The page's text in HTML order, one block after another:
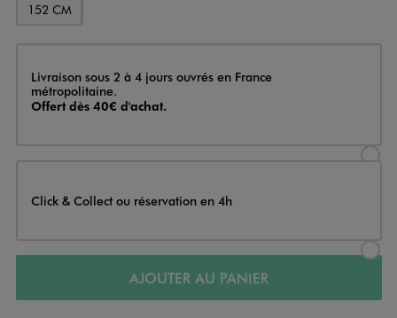
152 CM
Livraison
Livraison sous 2 à 4 jours ouvrés en France
métropolitaine.
Offert dès 40€ d'achat.
Click & Collect ou réservation en 4h
AJOUTER AU PANIER